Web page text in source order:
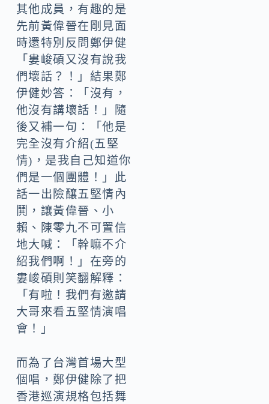
其他成員，有趣的是
先前黃偉晉在剛見面
時還特別反問鄭伊健
「婁峻碩又沒有說我
們壞話？！」結果鄭
伊健妙答：「沒有，
他沒有講壞話！」隨
後又補一句：「他是
完全沒有介紹(五堅
情)，是我自己知道你
們是一個團體！」此
話一出險釀五堅情內
鬨，讓黃偉晉、小
賴、陳零九不可置信
地大喊：「幹嘛不介
紹我們啊！」在旁的
婁峻碩則笑翻解釋：
「有啦！我們有邀請
大哥來看五堅情演唱
會！」
而為了台灣首場大型
個唱，鄭伊健除了把
香港巡演規格包括舞